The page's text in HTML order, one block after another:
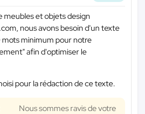
meubles et objets design
nous avons besoin d'un texte
minimum pour notre
afin d'optimiser le
pour la rédaction de ce texte.
Nous sommes ravis de votre